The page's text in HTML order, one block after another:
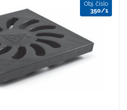
Obj. číslo
350/1